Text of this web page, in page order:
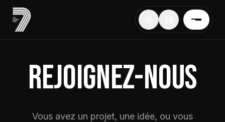
REJOIGNEZ-NOUS
Vous avez un projet, une idée, ou vous